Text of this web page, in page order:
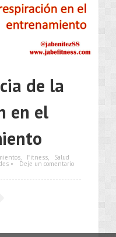
de la
en el
, Fitness, Salud
• Deje un comentario